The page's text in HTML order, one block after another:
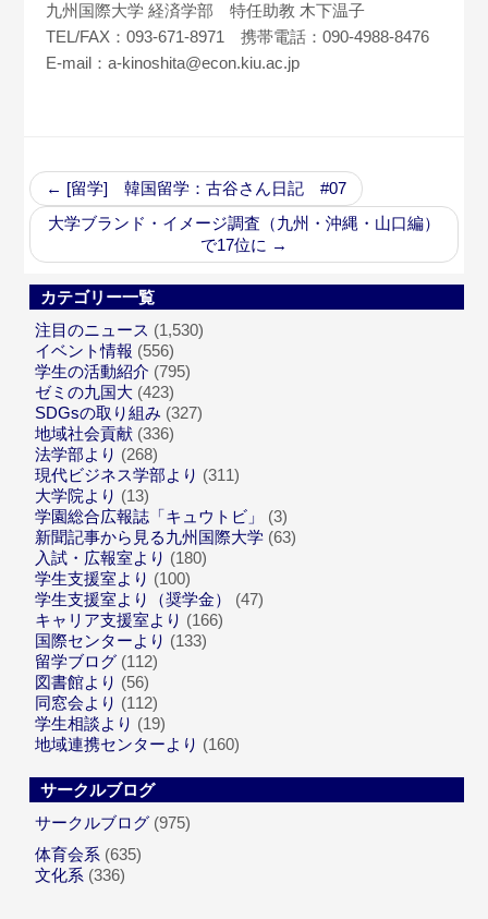
九州国際大学 経済学部 特任助教 木下温子
TEL/FAX：093-671-8971 携帯電話：090-4988-8476
E-mail：a-kinoshita@econ.kiu.ac.jp
← [留学] 韓国留学：古谷さん日記 #07
大学ブランド・イメージ調査（九州・沖縄・山口編）
で17位に →
カテゴリー一覧
注目のニュース (1,530)
イベント情報 (556)
学生の活動紹介 (795)
ゼミの九国大 (423)
SDGsの取り組み (327)
地域社会貢献 (336)
法学部より (268)
現代ビジネス学部より (311)
大学院より (13)
学園総合広報誌「キュウトビ」
(3)
新聞記事から見る九州国際大学 (63)
入試・広報室より (180)
学生支援室より (100)
学生支援室より（奨学金）
(47)
キャリア支援室より (166)
国際センターより (133)
留学ブログ (112)
図書館より (56)
同窓会より (112)
学生相談より (19)
地域連携センターより (160)
サークルブログ
サークルブログ (975)
体育会系 (635)
文化系 (336)